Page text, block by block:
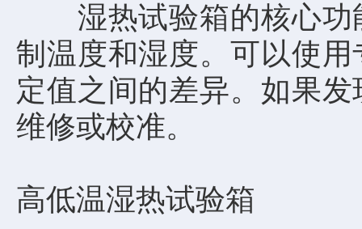
湿热试验箱的核心功
制温度和湿度。可以使
定值之间的差异。如果
维修或校准。
高低温湿热试验箱